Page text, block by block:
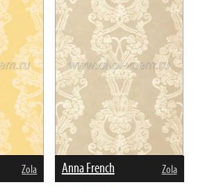
Zola Anna French Zola